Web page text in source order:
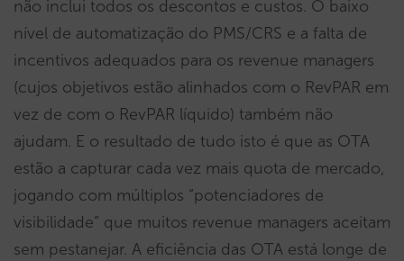
não inclui todos os descontos e custos. O baixo
nível de automatização do PMS/CRS e a falta de
incentivos adequados para os revenue managers
(cujos objetivos estão alinhados com o RevPAR em
vez de com o RevPAR líquido) também não
ajudam. E o resultado de tudo isto é que as OTA
estão a capturar cada vez mais quota de mercado,
jogando com múltiplos “potenciadores de
visibilidade” que muitos revenue managers aceitam
sem pestanejar. A eficiência das OTA está longe de